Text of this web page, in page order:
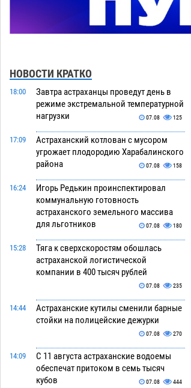
НОВОСТИ КРАТКО
18:00
Завтра астраханцы проведут день в
режиме экстремальной температурной
нагрузки
07.08 125
17:09
Астраханский котлован с мусором
угрожает плодородию Харабалинского
района
07.08 158
16:24
Игорь Редькин проинспектировал
коммунальную готовность
астраханского земельного массива
для льготников
07.08 180
15:28
Тяга к сверхскоростям обошлась
астраханской логистической
компании в 400 тысяч рублей
07.08 235
14:44
Астраханские кутилы сменили барные
стойки на полицейские дежурки
07.08 270
14:09
С 11 августа астраханские водоемы
обеспечат притоком в семь тысяч
кубов
07.08 444